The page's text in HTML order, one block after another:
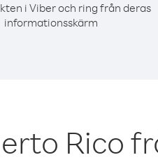
i Viber och ring från deras
informationsskärm
Rico